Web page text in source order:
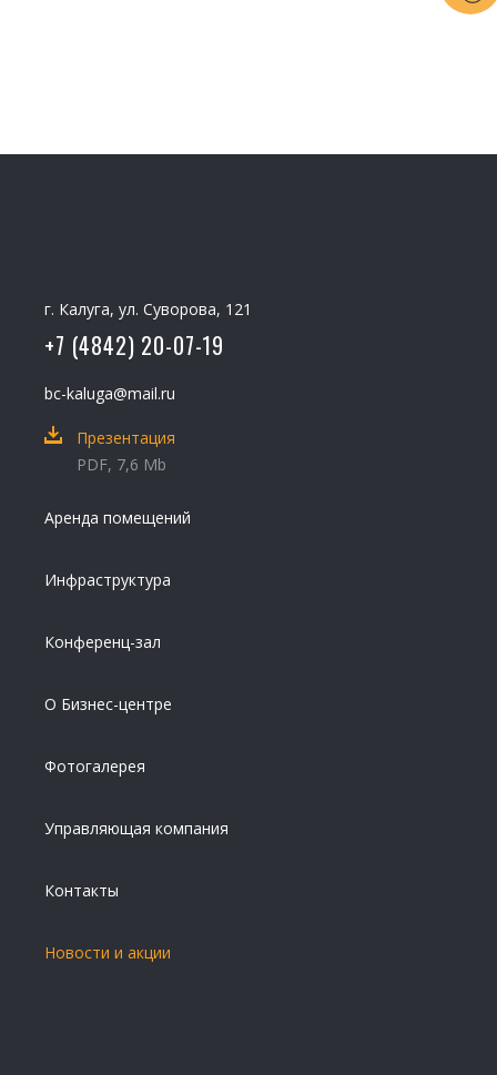
г. Калуга, ул. Суворова, 121
+7 (4842) 20-07-19
bc-kaluga@mail.ru
Презентация
PDF, 7,6 Mb
Аренда помещений
Инфраструктура
Конференц-зал
О Бизнес-центре
Фотогалерея
Управляющая компания
Контакты
Новости и акции